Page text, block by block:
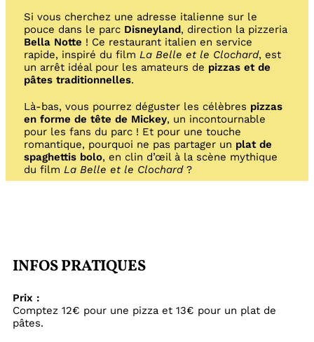
Si vous cherchez une adresse italienne sur le
pouce dans le parc Disneyland, direction la pizzeria
Bella Notte ! Ce restaurant italien en service
rapide, inspiré du filmLa Belle et le Clochard, est
un arrêt idéal pour les amateurs de pizzas et de
pâtes traditionnelles.
Là-bas, vous pourrez déguster les célèbres pizzas
en forme de tête de Mickey, un incontournable
pour les fans du parc ! Et pour une touche
romantique, pourquoi ne pas partager un plat de
spaghettis bolo, en clin d’œil à la scène mythique
du filmLa Belle et le Clochard?
INFOS PRATIQUES
Prix :
Comptez 12€ pour une pizza et 13€ pour un plat de
pâtes.